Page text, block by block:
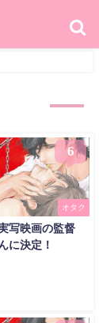
6
オタク
写映画の監督
に決定！